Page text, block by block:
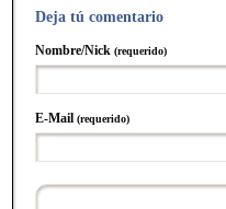
Deja tú comentario
Nombre/Nick (requerido)
E-Mail (requerido)